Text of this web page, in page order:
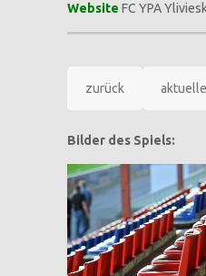
Website FC YPA
zurück
Bilder des Spiels: